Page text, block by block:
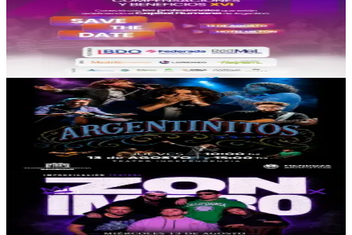
XVI Foro de Compensaciones y Beneficios
13/08/2026, 09:00 hsJue., 13 ago.,09:00 hs
Teatro Independencia
Argentinitos
13/08/2026, 15:00 hsJue., 13 ago.,15:00 hs
2
0
Lobopollito
Zon Impro